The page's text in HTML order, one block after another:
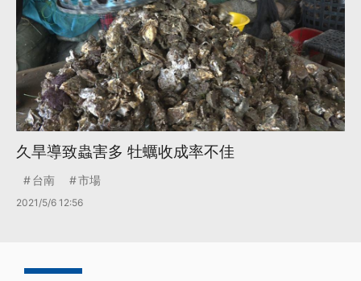
久旱導致蟲害多 牡蠣收成率不佳
台南 市場
2021/5/6 12:56